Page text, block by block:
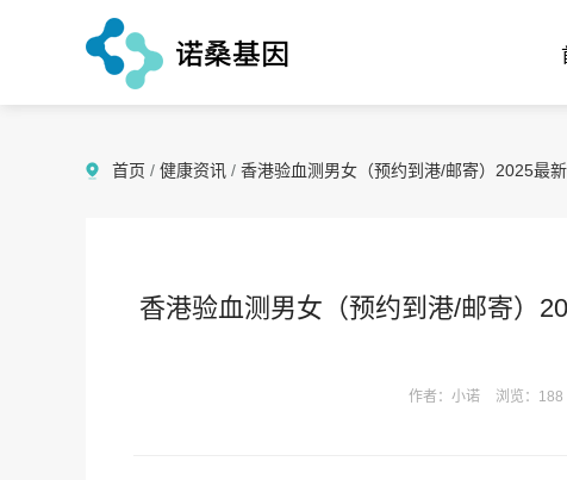
首页 / 健康资讯 / 香港验血测男女（预约到港/邮寄）2025最
香港验血测男女（预约到港/邮寄）
作者：小诺 浏览：188